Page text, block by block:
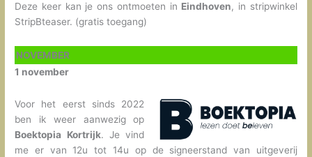
Deze keer kan je ons ontmoeten in Eindhoven, in stripwinkel
StripBteaser. (gratis toegang)
NOVEMBER
1 november
Voor het eerst sinds 2022
ben ik weer aanwezig op
Boektopia Kortrijk. Je vind
me er van 12u tot 14u op de signeerstand van uitgeverij